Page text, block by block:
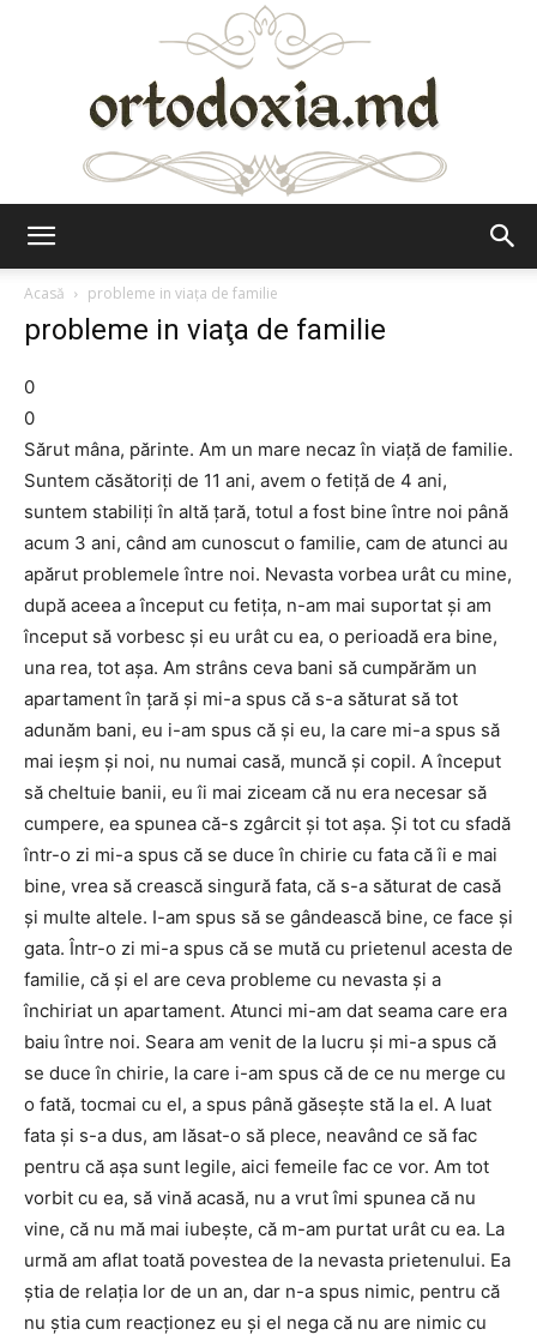
Acasă
probleme in viaţa de familie
probleme in viaţa de familie
0
0
Sărut mâna, părinte. Am un mare necaz în viaţă de familie.
Suntem căsătoriţi de 11 ani, avem o fetiţă de 4 ani,
suntem stabiliţi în altă ţară, totul a fost bine între noi până
acum 3 ani, când am cunoscut o familie, cam de atunci au
apărut problemele între noi. Nevasta vorbea urât cu mine,
după aceea a început cu fetiţa, n-am mai suportat şi am
început să vorbesc şi eu urât cu ea, o perioadă era bine,
una rea, tot aşa. Am strâns ceva bani să cumpărăm un
apartament în ţară şi mi-a spus că s-a săturat să tot
adunăm bani, eu i-am spus că şi eu, la care mi-a spus să
mai ieşm şi noi, nu numai casă, muncă şi copil. A început
să cheltuie banii, eu îi mai ziceam că nu era necesar să
cumpere, ea spunea că-s zgârcit şi tot aşa. Şi tot cu sfadă
într-o zi mi-a spus că se duce în chirie cu fata că îi e mai
bine, vrea să crească singură fata, că s-a săturat de casă
şi multe altele. I-am spus să se gândească bine, ce face şi
gata. Într-o zi mi-a spus că se mută cu prietenul acesta de
familie, că şi el are ceva probleme cu nevasta şi a
închiriat un apartament. Atunci mi-am dat seama care era
baiu între noi. Seara am venit de la lucru şi mi-a spus că
se duce în chirie, la care i-am spus că de ce nu merge cu
o fată, tocmai cu el, a spus până găseşte stă la el. A luat
fata şi s-a dus, am lăsat-o să plece, neavând ce să fac
pentru că aşa sunt legile, aici femeile fac ce vor. Am tot
vorbit cu ea, să vină acasă, nu a vrut îmi spunea că nu
vine, că nu mă mai iubeşte, că m-am purtat urât cu ea. La
urmă am aflat toată povestea de la nevasta prietenului. Ea
ştia de relaţia lor de un an, dar n-a spus nimic, pentru că
nu ştia cum reacţionez eu şi el nega că nu are nimic cu